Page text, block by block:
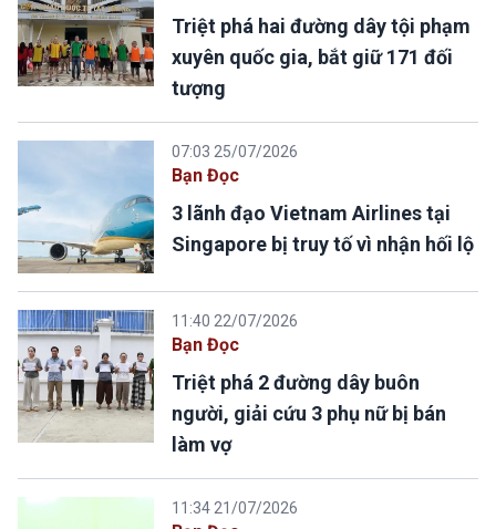
Triệt phá hai đường dây tội phạm
xuyên quốc gia, bắt giữ 171 đối
tượng
07:03 25/07/2026
Bạn Đọc
3 lãnh đạo Vietnam Airlines tại
Singapore bị truy tố vì nhận hối lộ
11:40 22/07/2026
Bạn Đọc
Triệt phá 2 đường dây buôn
người, giải cứu 3 phụ nữ bị bán
làm vợ
11:34 21/07/2026